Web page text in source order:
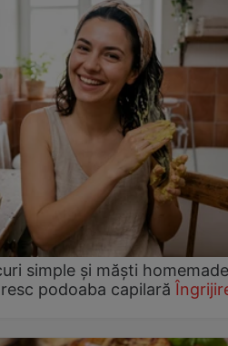
simple și măști homemade
podoaba capilară